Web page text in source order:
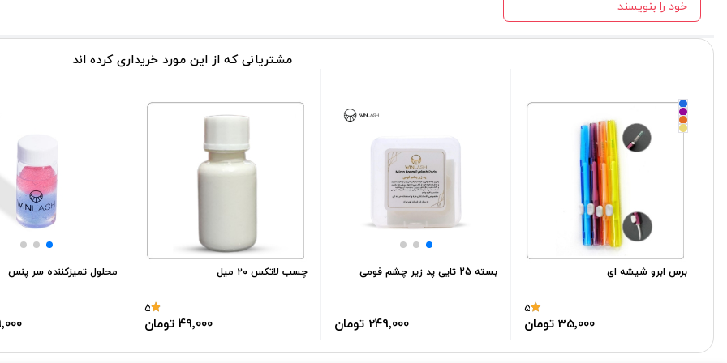
خود را بنویسند
مشتریانی که از این مورد خریداری کرده اند
برس ابرو شیشه ای
5
35٬000 تومان
بسته 25 تایی پد زیر چشم فومی
249٬000 تومان
چسب لاتکس ۲۰ میل
5
49٬000 تومان
محلول تمیزکننده سر پنس
99٬000